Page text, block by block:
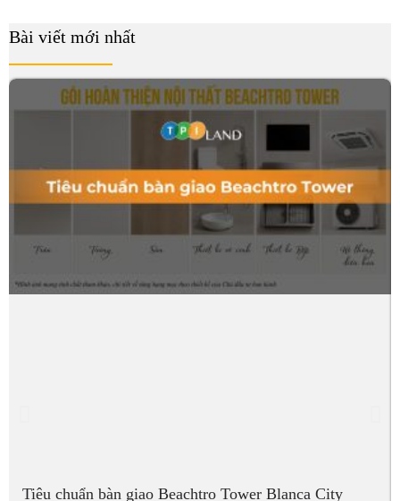
Bài viết mới nhất
Tiêu chuẩn bàn giao Beachtro Tower Blanca City